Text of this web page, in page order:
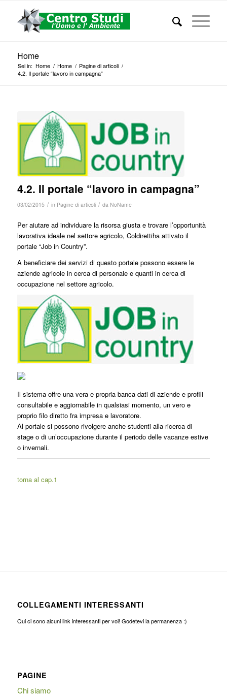
Home
Sei in: Home / Home / Pagine di articoli /
4.2. Il portale “lavoro in campagna”
4.2. Il portale “lavoro in campagna”
03/02/2015 / in Pagine di articoli / da NoName
Per aiutare ad individuare la risorsa giusta e trovare l’opportunità
lavorativa ideale nel settore agricolo, Coldirettiha attivato il
portale “Job in Country”.
A beneficiare dei servizi di questo portale possono essere le
aziende agricole in cerca di personale e quanti in cerca di
occupazione nel settore agricolo.
Il sistema offre una vera e propria banca dati di aziende e profili
consultabile e aggiornabile in qualsiasi momento, un vero e
proprio filo diretto fra impresa e lavoratore.
Al portale si possono rivolgere anche studenti alla ricerca di
stage o di un’occupazione durante il periodo delle vacanze estive
o invernali.
torna al cap.1
COLLEGAMENTI INTERESSANTI
Qui ci sono alcuni link interessanti per voi! Godetevi la permanenza :)
PAGINE
Chi siamo